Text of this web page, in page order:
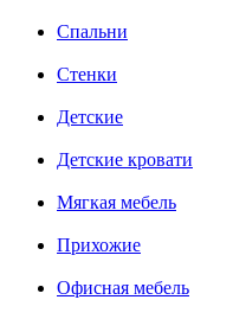
Cпальни
Стенки
Детские
Детские кровати
Мягкая мебель
Прихожие
Офисная мебель